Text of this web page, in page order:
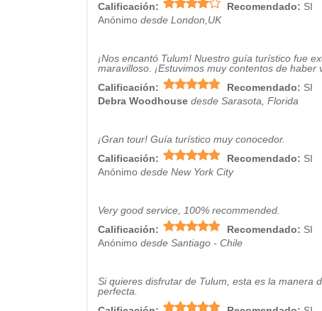
Calificación:
Recomendado: SI
Anónimo desde London,UK
¡Nos encantó Tulum! Nuestro guía turístico fue
maravilloso. ¡Estuvimos muy contentos de
Calificación:
Recomendado: SI
Debra Woodhouse desde Sarasota, Florida
¡Gran tour! Guía turístico muy conocedor.
Calificación:
Recomendado: SI
Anónimo desde New York City
Very good service, 100% recommended.
Calificación:
Recomendado: SI
Anónimo desde Santiago - Chile
Si quieres disfrutar de Tulum, esta es la manera
perfecta.